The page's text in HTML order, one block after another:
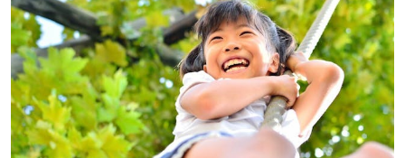
商業
科技
影片
名家榜